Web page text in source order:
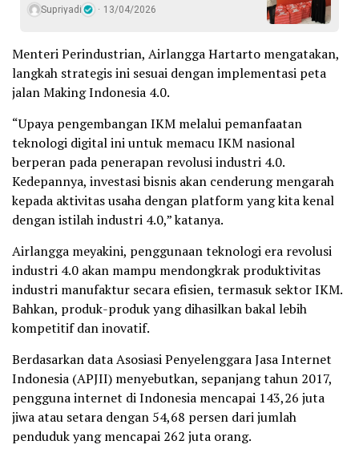
Supriyadi 13/04/2026
Menteri Perindustrian, Airlangga Hartarto mengatakan,
langkah strategis ini sesuai dengan implementasi peta
jalan Making Indonesia 4.0.
“Upaya pengembangan IKM melalui pemanfaatan
teknologi digital ini untuk memacu IKM nasional
berperan pada penerapan revolusi industri 4.0.
Kedepannya, investasi bisnis akan cenderung mengarah
kepada aktivitas usaha dengan platform yang kita kenal
dengan istilah industri 4.0,” katanya.
Airlangga meyakini, penggunaan teknologi era revolusi
industri 4.0 akan mampu mendongkrak produktivitas
industri manufaktur secara efisien, termasuk sektor IKM.
Bahkan, produk-produk yang dihasilkan bakal lebih
kompetitif dan inovatif.
Berdasarkan data Asosiasi Penyelenggara Jasa Internet
Indonesia (APJII) menyebutkan, sepanjang tahun 2017,
pengguna internet di Indonesia mencapai 143,26 juta
jiwa atau setara dengan 54,68 persen dari jumlah
penduduk yang mencapai 262 juta orang.